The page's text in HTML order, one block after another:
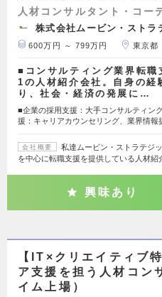
人材コンサルタント・コー
株式会社ムービン・ストラ
600万円 ～ 799万円 東京都
■コンサルティング業界転職
1の人材紹介会社。自身の経
り、社会・経済の発展に…
■企業の採用支援：大手コンサルティン
援：キャリアカウンセリング、業界情
会社概要
私達ムービン・ストラテジ
を中心に転職支援を提供している人材
興味あり
【IT×クリエイティブ
ア支援を担う人材コン
イム上場）